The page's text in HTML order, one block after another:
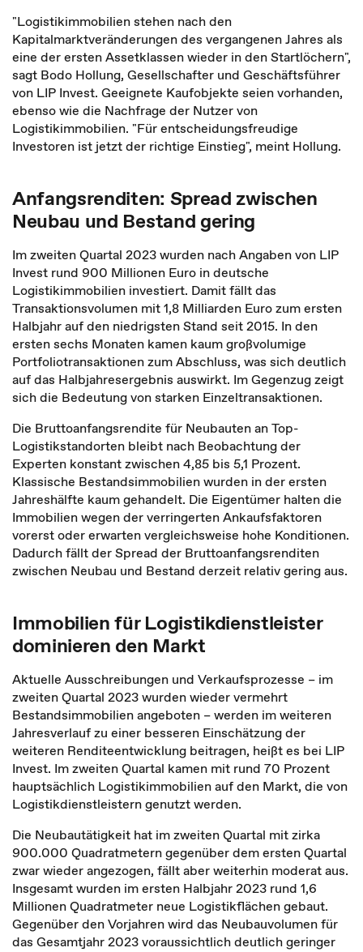
"Logistikimmobilien stehen nach den
Kapitalmarktveränderungen des vergangenen Jahres als
eine der ersten Assetklassen wieder in den Startlöchern",
sagt Bodo Hollung, Gesellschafter und Geschäftsführer
von LIP Invest. Geeignete Kaufobjekte seien vorhanden,
ebenso wie die Nachfrage der Nutzer von
Logistikimmobilien. "Für entscheidungsfreudige
Investoren ist jetzt der richtige Einstieg", meint Hollung.
Anfangsrenditen: Spread zwischen
Neubau und Bestand gering
Im zweiten Quartal 2023 wurden nach Angaben von LIP
Invest rund 900 Millionen Euro in deutsche
Logistikimmobilien investiert. Damit fällt das
Transaktionsvolumen mit 1,8 Milliarden Euro zum ersten
Halbjahr auf den niedrigsten Stand seit 2015. In den
ersten sechs Monaten kamen kaum großvolumige
Portfoliotransaktionen zum Abschluss, was sich deutlich
auf das Halbjahresergebnis auswirkt. Im Gegenzug zeigt
sich die Bedeutung von starken Einzeltransaktionen.
Die Bruttoanfangsrendite für Neubauten an Top-
Logistikstandorten bleibt nach Beobachtung der
Experten konstant zwischen 4,85 bis 5,1 Prozent.
Klassische Bestandsimmobilien wurden in der ersten
Jahreshälfte kaum gehandelt. Die Eigentümer halten die
Immobilien wegen der verringerten Ankaufsfaktoren
vorerst oder erwarten vergleichsweise hohe Konditionen.
Dadurch fällt der Spread der Bruttoanfangsrenditen
zwischen Neubau und Bestand derzeit relativ gering aus.
Immobilien für Logistikdienstleister
dominieren den Markt
Aktuelle Ausschreibungen und Verkaufsprozesse – im
zweiten Quartal 2023 wurden wieder vermehrt
Bestandsimmobilien angeboten – werden im weiteren
Jahresverlauf zu einer besseren Einschätzung der
weiteren Renditeentwicklung beitragen, heißt es bei LIP
Invest. Im zweiten Quartal kamen mit rund 70 Prozent
hauptsächlich Logistikimmobilien auf den Markt, die von
Logistikdienstleistern genutzt werden.
Die Neubautätigkeit hat im zweiten Quartal mit zirka
900.000 Quadratmetern gegenüber dem ersten Quartal
zwar wieder angezogen, fällt aber weiterhin moderat aus.
Insgesamt wurden im ersten Halbjahr 2023 rund 1,6
Millionen Quadratmeter neue Logistikflächen gebaut.
Gegenüber den Vorjahren wird das Neubauvolumen für
das Gesamtjahr 2023 voraussichtlich deutlich geringer